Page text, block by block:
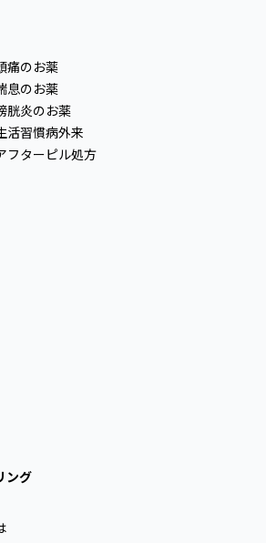
痛のお薬
息のお薬
胱炎のお薬
活習慣病外来
フターピル処方
ング